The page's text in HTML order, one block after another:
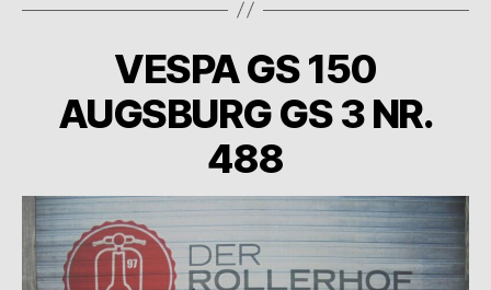
VESPA GS 150
AUGSBURG GS 3 NR.
488